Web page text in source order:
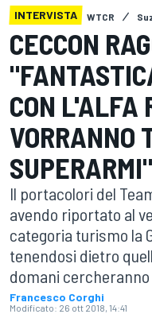
INTERVISTA WTCR
CECCON
CON L'ALFA
VORRANNO
SUPERARMI"
Il portacolori del
avendo riportato al
categoria turismo la
tenendosi dietro
domani
Francesco Corghi
Modificato: 26 ott 2018, 14:41